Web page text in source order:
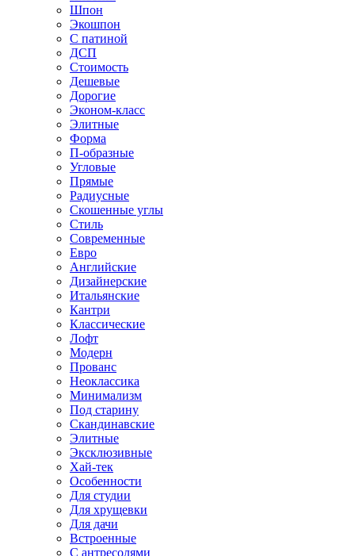
Шпон
Экошпон
С патиной
ДСП
Стоимость
Дешевые
Дорогие
Эконом-класс
Элитные
Форма
П-образные
Угловые
Прямые
Радиусные
Скошенные углы
Стиль
Современные
Евро
Английские
Дизайнерские
Итальянские
Кантри
Классические
Лофт
Модерн
Прованс
Неоклассика
Минимализм
Под старину
Скандинавские
Элитные
Эксклюзивные
Хай-тек
Особенности
Для студии
Для хрущевки
Для дачи
Встроенные
С антресолями